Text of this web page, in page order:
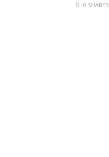
0 SHARES